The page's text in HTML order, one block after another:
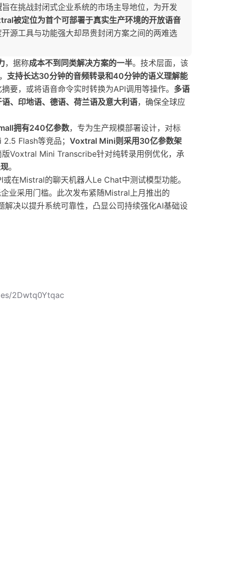
旨在挑战封闭式企业系统的市场主导地位，为开发
被定位为首个可部署于真实生产环境的开放语音
源工具与功能强大却昂贵封闭方案之间的两难选
，据称成本不到同类解决方案的一半。技术层面，该
支持长达30分钟的音频转录和40分钟的语义理解能
要，或将语音命令实时转换为API调用等操作。 多语
、印地语、德语、荷兰语及意大利语，确保全球应
拥有240亿参数，专为生产规模部署设计，对标
Flash等竞品； Voxtral Mini则采用30亿参数架
Voxtral Mini Transcribe针对纯转录用例优化，承
。
或在Mistral的聊天机器人Le Chat中测试模型功能。
业采用门槛。此次发布紧随Mistral上月推出的
决以提升系统可靠性，凸显公司持续强化AI基础设
2Dwtq0Ytqac